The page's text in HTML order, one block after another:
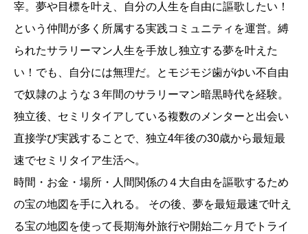
宰。夢や目標を叶え、自分の人生を自由に謳歌したい！
という仲間が多く所属する実践コミュニティを運営。縛
られたサラリーマン人生を手放し独立する夢を叶えた
い！でも、自分には無理だ。とモジモジ歯がゆい不自由
で奴隷のような３年間のサラリーマン暗黒時代を経験。
独立後、セミリタイアしている複数のメンターと出会い
直接学び実践することで、独立4年後の30歳から最短最
速でセミリタイア生活へ。
時間・お金・場所・人間関係の４大自由を謳歌するため
の宝の地図を手に入れる。 その後、夢を最短最速で叶え
る宝の地図を使って長期海外旅行や開始二ヶ月でトライ